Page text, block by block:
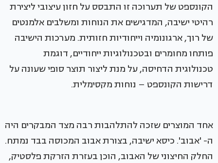
הקונספט של תערוכה זו התבסס על חזון עיצובי ליצירת
רהיטי ישיבה, המדגישים את הנוחות ומשלבים אלמנטים
של רוך, ארגונומיה וייחודיות חזותית. מערכות הישיבה
פותחו מחומרים ובטכנולוגיות ייחודיים, דוגמת
טכנולוגית הדחיסה, על מנת ליצור תוצר סופי שעונה על
דרישות הקונספט – נוחות מקסימלית.
אחד המוצרים שזכה להתלהבות רבה מצד המבקרים היה
ה- 'אבוב'. כיסא ישיבה, בצורת אבוב המכוסה בבד נמתח.
החלק החיצוני של האבוב, הוכן בעזרת הזרקת פלסטיק,